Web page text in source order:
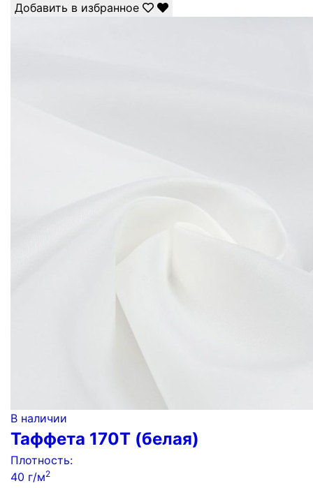
Добавить в избранное
В наличии
Таффета 170Т (белая)
Плотность:
40 г/м2